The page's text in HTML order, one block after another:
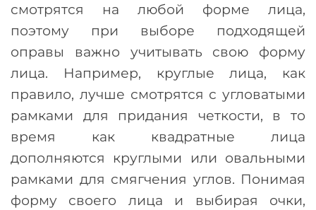
смотрятся на любой форме лица,
поэтому при выборе подходящей
оправы важно учитывать свою форму
лица. Например, круглые лица, как
правило, лучше смотрятся с угловатыми
рамками для придания четкости, в то
время как квадратные лица
дополняются круглыми или овальными
рамками для смягчения углов. Понимая
форму своего лица и выбирая очки,